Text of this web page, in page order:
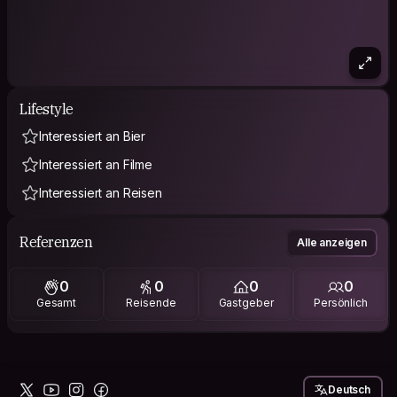
Lifestyle
Interessiert an Bier
Interessiert an Filme
Interessiert an Reisen
Referenzen Alle anzeigen
0
Gesamt
0
Reisende
0
Gastgeber
0
Persönlich
Deutsch